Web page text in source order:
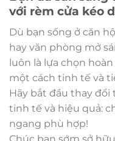
với rèm cửa kéo
Dù bạn sống ở căn
hay văn phòng mở
luôn là lựa chọn
một cách tinh tế và
Hãy bắt đầu thay
tinh tế và hiệu quả:
ngang phù hợp!